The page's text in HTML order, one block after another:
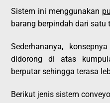
Sistem ini menggunakan
barang berpindah dari satu
Sederhananya,
didorong di atas
berputar sehingga terasa
Berikut jenis sistem